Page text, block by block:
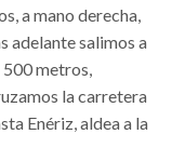
a mano derecha,
adelante salimos a
metros,
la carretera
Enériz, aldea a la